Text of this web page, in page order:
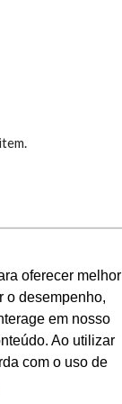
oferecer melhor
o desempenho,
em nosso
Ao utilizar
com o uso de
oferecer melhor
o desempenho,
em nosso
Ao utilizar
com o uso de